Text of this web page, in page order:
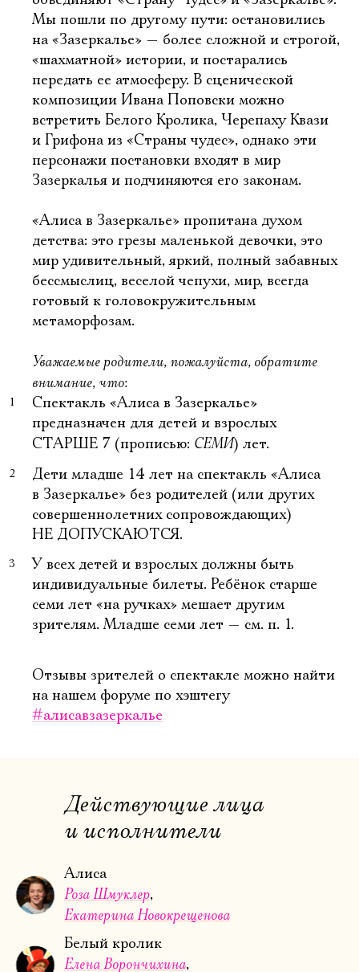
Мы пошли по другому пути: остановились
на «Зазеркалье» — более сложной и строгой,
«шахматной» истории, и постарались
передать ее атмосферу. В сценической
композиции Ивана Поповски можно
встретить Белого Кролика, Черепаху Квази
и Грифона из «Страны чудес», однако эти
персонажи постановки входят в мир
Зазеркалья и подчиняются его законам.
«Алиса в Зазеркалье» пропитана духом
детства: это грезы маленькой девочки, это
мир удивительный, яркий, полный забавных
бессмыслиц, веселой чепухи, мир, всегда
готовый к головокружительным
метаморфозам.
Уважаемые родители, пожалуйста, обратите
внимание, что:
Спектакль «Алиса в Зазеркалье»
предназначен для детей и взрослых
СТАРШЕ 7 (прописью: СЕМИ) лет.
Дети младше 14 лет на спектакль «Алиса
в Зазеркалье» без родителей (или других
совершеннолетних сопровождающих)
НЕ ДОПУСКАЮТСЯ.
У всех детей и взрослых должны быть
индивидуальные билеты. Ребёнок старше
семи лет «на ручках» мешает другим
зрителям. Младше семи лет — см. п. 1.
Отзывы зрителей о спектакле можно найти
на нашем форуме по хэштегу
#алисавзазеркалье
Действующие лица
и исполнители
Алиса
Роза Шмуклер
Екатерина Новокрещенова
Белый кролик
Елена Ворончихина